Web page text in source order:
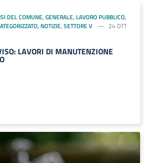
DEL COMUNE, GENERALE, LAVORO PUBBLICO,
, NOTIZIE, SETTORE V
24 OTT
LAVORI DI MANUTENZIONE